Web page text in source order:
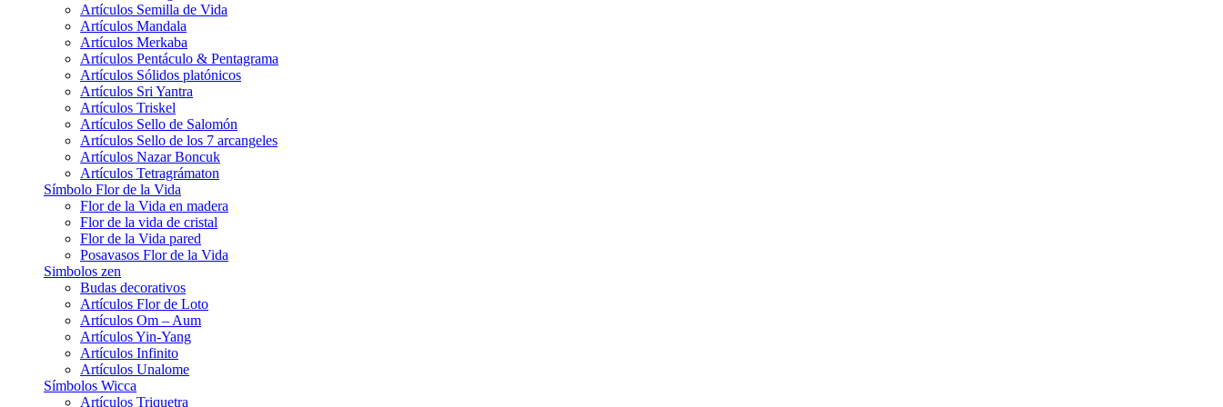
Artículos Semilla de Vida
Artículos Mandala
Artículos Merkaba
Artículos Pentáculo & Pentagrama
Artículos Sólidos platónicos
Artículos Sri Yantra
Artículos Triskel
Artículos Sello de Salomón
Artículos Sello de los 7 arcangeles
Artículos Nazar Boncuk
Artículos Tetragrámaton
Símbolo Flor de la Vida
Flor de la Vida en madera
Flor de la vida de cristal
Flor de la Vida pared
Posavasos Flor de la Vida
Simbolos zen
Budas decorativos
Artículos Flor de Loto
Artículos Om – Aum
Artículos Yin-Yang
Artículos Infinito
Artículos Unalome
Símbolos Wicca
Artículos Triquetra